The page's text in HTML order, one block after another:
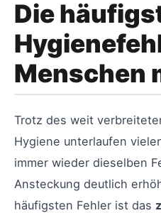
Die
Menschen
Trotz des weit
Hygiene unterlaufen
immer wieder dieselben
Ansteckung deutlich
häufigsten Fehler ist das